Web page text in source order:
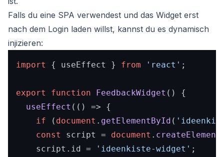
Falls du eine SPA verwendest und das Widget erst
nach dem Login laden willst, kannst du es dynamisch
injizieren:
import { useEffect } from 'react' ;
export function FeedbackWidget ( ) {
useEffect ( () => {
if ( document . getElementById (
const
script = document . createElement
    script.
id = 'ideenkiste-widget' ;